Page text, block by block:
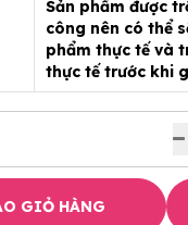
Sản phẩm được
công nên có thể
phẩm thực tế và
thực tế trước khi
GIỎ HÀNG